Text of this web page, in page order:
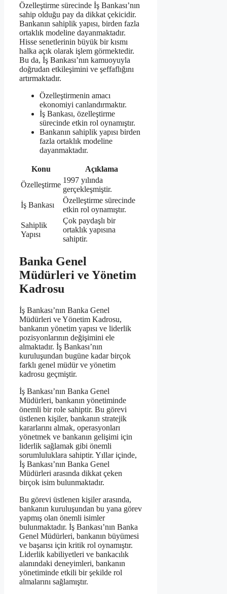
Özelleştirme sürecinde İş Bankası’nın
sahip olduğu pay da dikkat çekicidir.
Bankanın sahiplik yapısı, birden fazla
ortaklık modeline dayanmaktadır.
Hisse senetlerinin büyük bir kısmı
halka açık olarak işlem görmektedir.
Bu da, İş Bankası’nın kamuoyuyla
doğrudan etkileşimini ve şeffaflığını
artırmaktadır.
Özelleştirmenin amacı
ekonomiyi canlandırmaktır.
İş Bankası, özelleştirme
sürecinde etkin rol oynamıştır.
Bankanın sahiplik yapısı birden
fazla ortaklık modeline
dayanmaktadır.
Konu
Açıklama
Özelleştirme
1997 yılında
gerçekleşmiştir.
İş Bankası
Özelleştirme sürecinde
etkin rol oynamıştır.
Sahiplik
Yapısı
Çok paydaşlı bir
ortaklık yapısına
sahiptir.
Banka Genel
Müdürleri ve Yönetim
Kadrosu
İş Bankası’nın Banka Genel
Müdürleri ve Yönetim Kadrosu,
bankanın yönetim yapısı ve liderlik
pozisyonlarının değişimini ele
almaktadır. İş Bankası’nın
kuruluşundan bugüne kadar birçok
farklı genel müdür ve yönetim
kadrosu geçmiştir.
İş Bankası’nın Banka Genel
Müdürleri, bankanın yönetiminde
önemli bir role sahiptir. Bu görevi
üstlenen kişiler, bankanın stratejik
kararlarını almak, operasyonları
yönetmek ve bankanın gelişimi için
liderlik sağlamak gibi önemli
sorumluluklara sahiptir. Yıllar içinde,
İş Bankası’nın Banka Genel
Müdürleri arasında dikkat çeken
birçok isim bulunmaktadır.
Bu görevi üstlenen kişiler arasında,
bankanın kuruluşundan bu yana görev
yapmış olan önemli isimler
bulunmaktadır. İş Bankası’nın Banka
Genel Müdürleri, bankanın büyümesi
ve başarısı için kritik rol oynamıştır.
Liderlik kabiliyetleri ve bankacılık
alanındaki deneyimleri, bankanın
yönetiminde etkili bir şekilde rol
almalarını sağlamıştır.